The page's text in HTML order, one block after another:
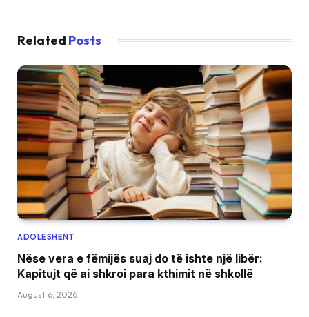
Related Posts
ADOLESHENT
Nëse vera e fëmijës suaj do të ishte një libër:
Kapitujt që ai shkroi para kthimit në shkollë
August 6, 2026